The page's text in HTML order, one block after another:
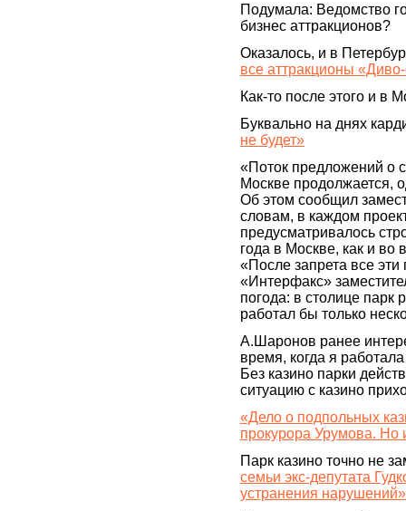
Подумала: Ведомство
бизнес аттракционов?
Оказалось, и в
все аттракционы
Как-то после этого и в
Буквально на днях
не будет»
«Поток предложений о
Москве продолжается,
Об этом сообщил
словам, в каждом
предусматривалось
года в Москве, как и во
«После запрета все
«Интерфакс»
погода: в столице парк
работал бы только
А.Шаронов ранее
время, когда я
Без казино парки
ситуацию с казино
«Дело о подпольных
прокурора Урумова. Но
Парк казино точно не
семьи экс-депутата
устранения нарушений»